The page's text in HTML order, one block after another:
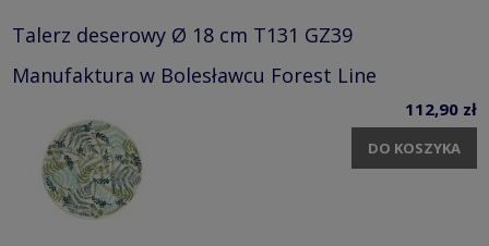
Talerz deserowy Ø 18 cm T131 GZ39
Manufaktura w Bolesławcu Forest Line
112,90 zł
DO KOSZYKA